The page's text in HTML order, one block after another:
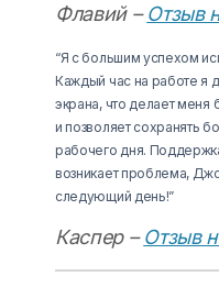
Флавий –Отзыв
“Я с большим успехом
Каждый час на работе я
экрана, что делает
и позволяет сохранять
рабочего дня.
возникает проблема,
следующий день!”
Каспер –Отзыв